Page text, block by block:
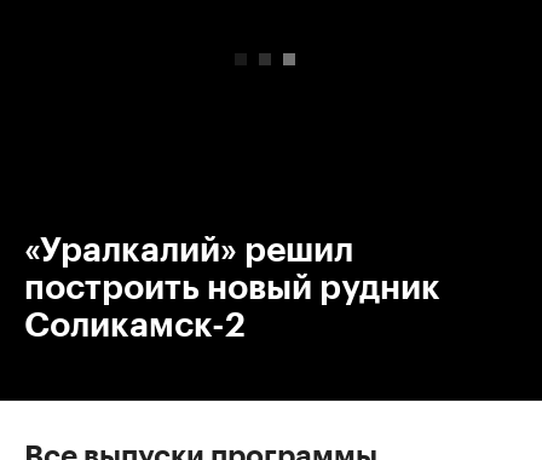
«Уралкалий» решил
построить новый рудник
Соликамск-2